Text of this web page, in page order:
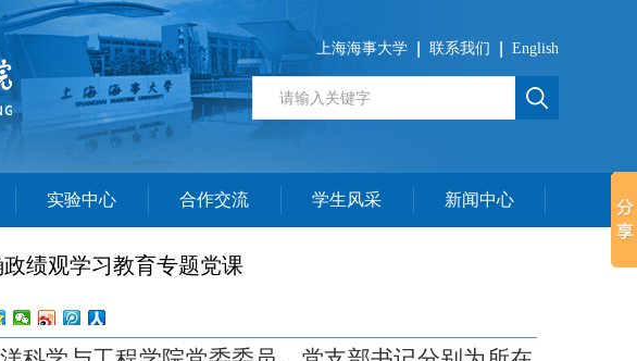
上海海事大学 联系我们 English
实验中心 合作交流 学生风采 新闻中心
绩观学习教育专题党课